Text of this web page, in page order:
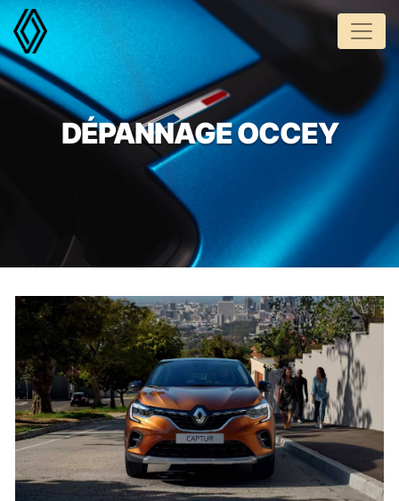
Panneau de gestion des cookies
DÉPANNAGE OCCEY